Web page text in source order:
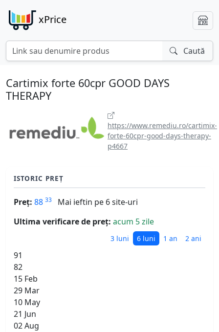
xPrice
Caută
Cartimix forte 60cpr GOOD DAYS
THERAPY
https://www.remediu.ro/cartimix-
forte-60cpr-good-days-therapy-
p4667
ISTORIC PREȚ
Preț: 88 33
Mai ieftin pe 6 site-uri
Ultima verificare de preț: acum 5 zile
3 luni 6 luni 1 an 2 ani
91
82
15 Feb
29 Mar
10 May
21 Jun
02 Aug